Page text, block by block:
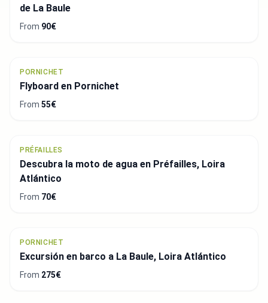
de La Baule
From 90€
PORNICHET
Flyboard en Pornichet
From 55€
PRÉFAILLES
Descubra la moto de agua en Préfailles, Loira
Atlántico
From 70€
PORNICHET
Excursión en barco a La Baule, Loira Atlántico
From 275€